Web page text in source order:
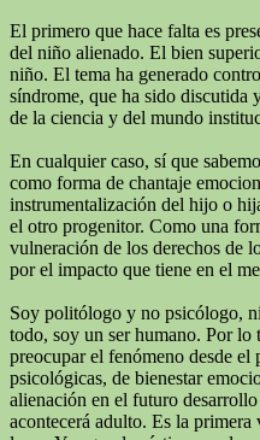
El primero que hace falta es
del niño alienado. El bien
niño. El tema ha generado
síndrome, que ha sido discutida
de la ciencia y del mundo
En cualquier caso, sí que
como forma de chantaje
instrumentalización del hijo o
el otro progenitor. Como una
vulneración de los derechos de
por el impacto que tiene en el
Soy politólogo y no psicólogo,
todo, soy un ser humano. Por lo
preocupar el fenómeno desde el
psicológicas, de bienestar
alienación en el futuro
acontecerá adulto. Es la primera